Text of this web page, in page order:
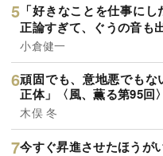
「好きなことを仕事に
正論すぎて、ぐうの音も
小倉健一
頑固でも、意地悪でも
正体」〈風、薫る第95回〉
木俣 冬
今すぐ昇進させたほうが